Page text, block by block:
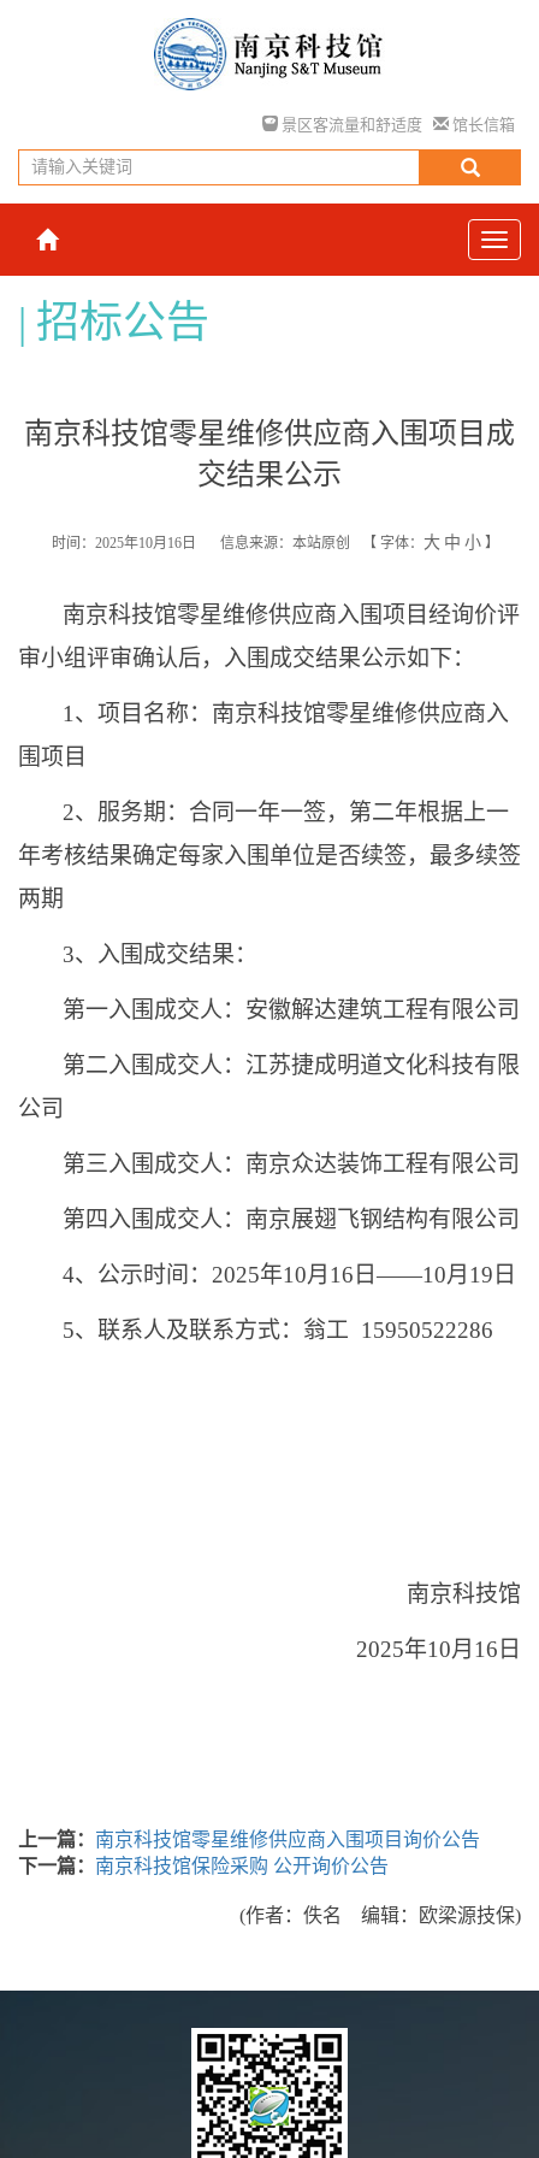
景区客流量和舒适度 馆长信箱
招标公告
南京科技馆零星维修供应商入围项目成
交结果公示
时间：2025年10月16日 信息来源：本站原创 【 字体： 大 中 小 】
南京科技馆零星维修供应商入围项目经询价评
审小组评审确认后，入围成交结果公示如下：
1 、项目名称：南京科技馆零星维修供应商入
围项目
2、服务期：合同一年一签，第二年根据上一
年考核结果确定每家入围单位是否续签，最多续签
两期
3、入围成交结果：
第一入围成交人：安徽解达建筑工程有限公司
第二入围成交人：江苏捷成明道文化科技有限
公司
第三入围成交人：南京众达装饰工程有限公司
第四入围成交人：南京展翅飞钢结构有限公司
4、 公示时间： 2025年10月 16 日——10月 19 日
5、 联系人及联系方式：翁工 15950522286
南京科技馆
2025年10月 16 日
上一篇： 南京科技馆零星维修供应商入围项目询价公告
下一篇： 南京科技馆保险采购 公开询价公告
(作者：佚名 编辑：欧梁源技保)